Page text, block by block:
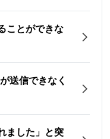
ことができな
送信できなく
ました」と突